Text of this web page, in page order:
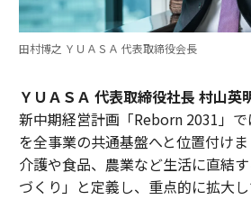
田村博之 ＹＵＡＳＡ 代表取締役会長
ＹＵＡＳＡ 代表取締役社長 村山英
新中期経営計画「Reborn 2031」で
を全事業の共通基盤へと位置付けま
介護や食品、農業など生活に直結
づくり」と定義し、重点的に拡大し